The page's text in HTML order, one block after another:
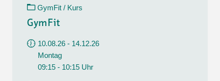
GymFit / Kurs
GymFit
10.08.26 - 14.12.26
Montag
09:15 - 10:15 Uhr